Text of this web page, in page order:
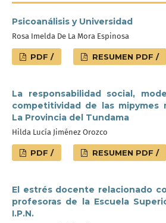
Psicoanálisis y Universidad
Rosa Imelda De La Mora Espinosa
PDF / RESUMEN PDF /
La responsabilidad social,
competitividad de las mipymes
La Provincia del Tundama
Hilda Lucía Jiménez Orozco
PDF / RESUMEN PDF /
El estrés docente relacionado
profesoras de la Escuela
I.P.N.